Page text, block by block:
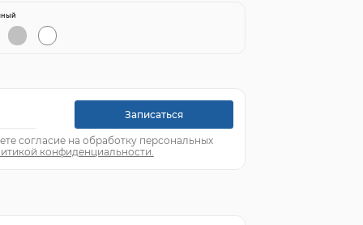
Записаться
согласие на обработку персональных
конфиденциальности.